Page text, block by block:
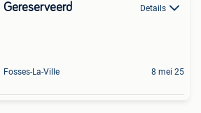
Gereserveerd Details
Fosses-La-Ville 8 mei 25